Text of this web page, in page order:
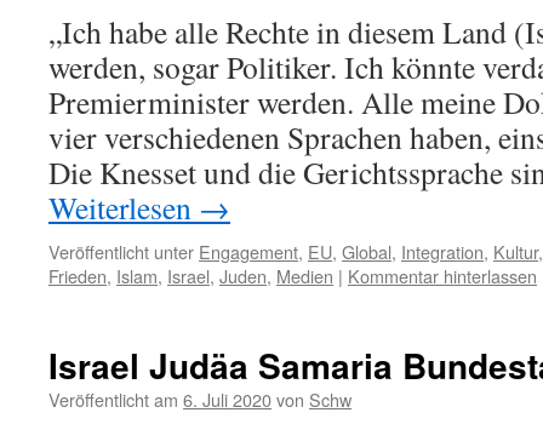
„Ich habe alle Rechte in diesem Land
werden, sogar Politiker. Ich könnte
Premierminister werden. Alle meine
vier verschiedenen Sprachen haben,
Die Knesset und die Gerichtssprache
Weiterlesen →
Veröffentlicht unter Engagement, EU, Global, Integration, Kultur
Frieden, Islam, Israel, Juden, Medien | Kommentar hinterlassen
Israel Judäa Samaria
Veröffentlicht am 6. Juli 2020von Schw